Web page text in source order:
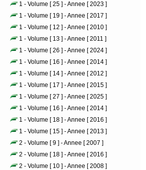
1 - Volume [ 25 ] - Annee [ 2023 ]
1 - Volume [ 19 ] - Annee [ 2017 ]
1 - Volume [ 12 ] - Annee [ 2010 ]
1 - Volume [ 13 ] - Annee [ 2011 ]
1 - Volume [ 26 ] - Annee [ 2024 ]
1 - Volume [ 16 ] - Annee [ 2014 ]
1 - Volume [ 14 ] - Annee [ 2012 ]
1 - Volume [ 17 ] - Annee [ 2015 ]
1 - Volume [ 27 ] - Annee [ 2025 ]
1 - Volume [ 16 ] - Annee [ 2014 ]
1 - Volume [ 18 ] - Annee [ 2016 ]
1 - Volume [ 15 ] - Annee [ 2013 ]
2 - Volume [ 9 ] - Annee [ 2007 ]
2 - Volume [ 18 ] - Annee [ 2016 ]
2 - Volume [ 10 ] - Annee [ 2008 ]